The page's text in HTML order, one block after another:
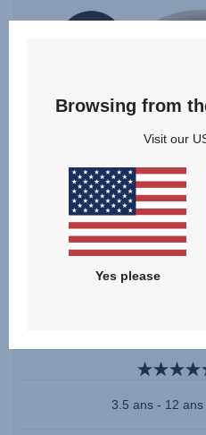
NEW
3.5 ans - 12
Browsing from
Visit our
Yes please